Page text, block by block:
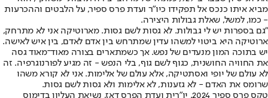
מביא איתו כנכס אל תפקידו כיו"ר ועדת פרס ספיר, על הלבטים וההכרעות
- כמו, למשל, שאלת גבולות היצירה.
"גם בספרות יש לי גבולות. לא גסות לשם גסות. מארוטיקה אני לא מתרחק,
ארוטיקה היא ביטוי למשהו עדין שמתרחש בין אדם לאדם, בין איש לאישה.
יש בתוכה המון מנעדים של נפש. אך כשמתארים בצורה מאוד־מאוד גסה
את החוויה החושנית, כגוף לשם גוף, בלי הנפש - זה מגיע לפורנוגרפיה. זה
לא עולם של יופי ואסתטיקה, אלא עולם של אלימות. אני לא קורא משהו
שרומס את האדם - לא גזענות, לא אלימות ולא גסות לשם גסות.
טקס פרס ספיר 2024. יו"רית ועדת הפרס דאז, נשיאת העליון בדימוס